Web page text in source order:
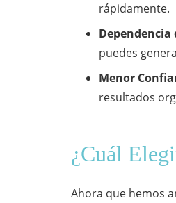
rápidamente.
Dependencia
puedes
Menor
resultados
¿Cuál
Ahora que hemos